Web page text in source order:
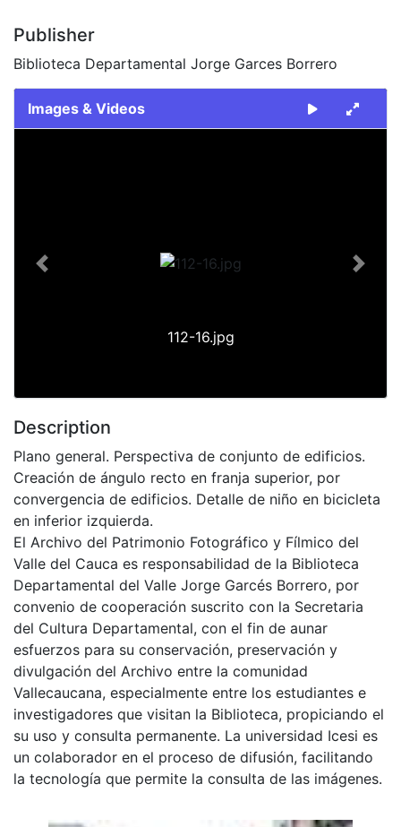
Publisher
Biblioteca Departamental Jorge Garces Borrero
Images & Videos
112-16.jpg
Previous Next
Description
Plano general. Perspectiva de conjunto de edificios.
Creación de ángulo recto en franja superior, por
convergencia de edificios. Detalle de niño en bicicleta
en inferior izquierda.
El Archivo del Patrimonio Fotográfico y Fílmico del
Valle del Cauca es responsabilidad de la Biblioteca
Departamental del Valle Jorge Garcés Borrero, por
convenio de cooperación suscrito con la Secretaria
del Cultura Departamental, con el fin de aunar
esfuerzos para su conservación, preservación y
divulgación del Archivo entre la comunidad
Vallecaucana, especialmente entre los estudiantes e
investigadores que visitan la Biblioteca, propiciando el
su uso y consulta permanente. La universidad Icesi es
un colaborador en el proceso de difusión, facilitando
la tecnología que permite la consulta de las imágenes.